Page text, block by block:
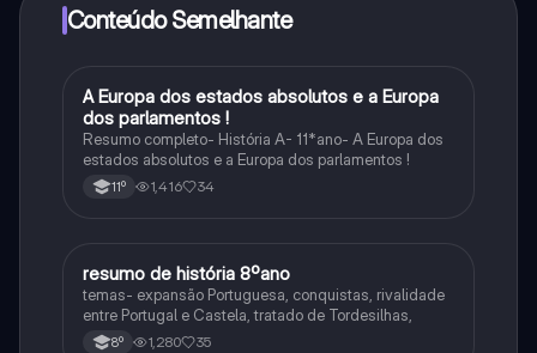
Conteúdo Semelhante
História
A Europa dos estados absolutos e a Europa
dos parlamentos !
Resumo completo- História A- 11*ano- A Europa dos
estados absolutos e a Europa dos parlamentos !
11º 1,416 34
História
resumo de história 8ºano
temas- expansão Portuguesa, conquistas, rivalidade
entre Portugal e Castela, tratado de Tordesilhas,
8º 1,280 35